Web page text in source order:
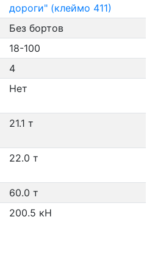
дороги" (клеймо 411)
Без бортов
18-100
4
Нет
21.1 т
22.0 т
60.0 т
200.5 кН